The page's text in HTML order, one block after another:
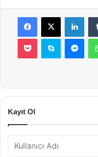
Facebook
X
Pocket Skype
Kayıt Ol